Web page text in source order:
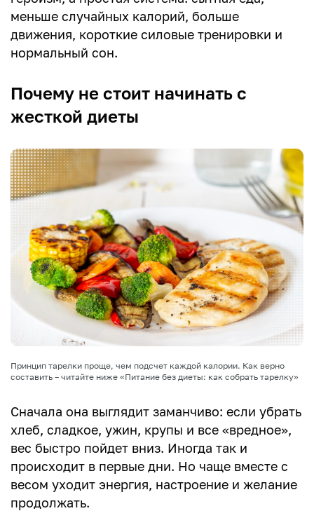
меньше случайных калорий, больше
движения, короткие силовые тренировки и
нормальный сон.
Почему не стоит начинать с
жесткой диеты
Принцип тарелки проще, чем подсчет каждой калории. Как верно
составить – читайте ниже «Питание без диеты: как собрать тарелку»
Сначала она выглядит заманчиво: если убрать
хлеб, сладкое, ужин, крупы и все «вредное»,
вес быстро пойдет вниз. Иногда так и
происходит в первые дни. Но чаще вместе с
весом уходит энергия, настроение и желание
продолжать.